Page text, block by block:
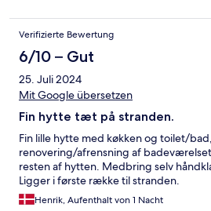
Verifizierte Bewertung
6/10 – Gut
25. Juli 2024
Mit Google übersetzen
Fin hytte tæt på stranden.
Fin lille hytte med køkken og toilet/
renovering/afrensning af
resten af hytten. Medbring selv
Ligger i første række til stranden.
Henrik, Aufenthalt von 1 Nacht